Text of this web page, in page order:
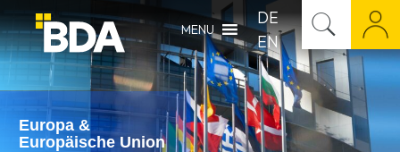
MENU
DE
EN
Europa &
Europäische Union